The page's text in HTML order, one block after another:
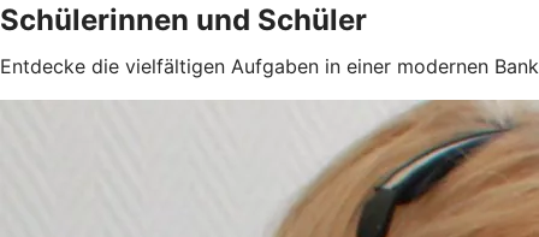
Schülerinnen und Schüler
Entdecke die vielfältigen Aufgaben in einer modernen